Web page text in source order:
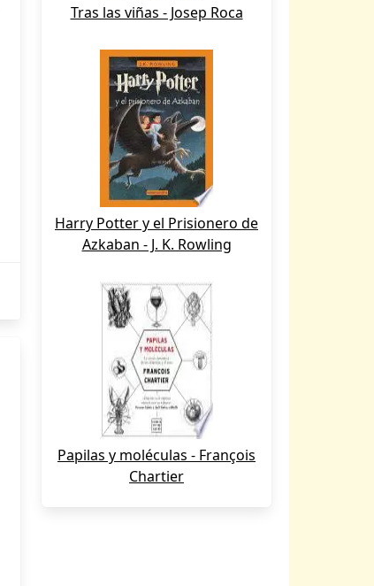
Tras las viñas - Josep Roca
Harry Potter y el Prisionero de
Azkaban - J. K. Rowling
Papilas y moléculas - François
Chartier